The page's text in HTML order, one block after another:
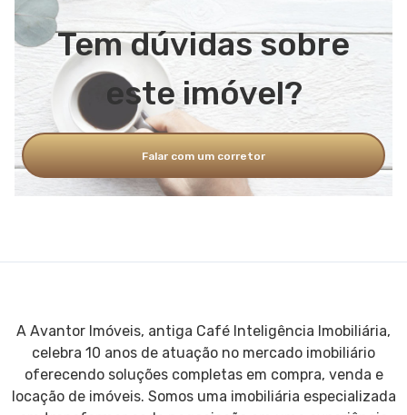
Tem dúvidas sobre
este imóvel?
Falar com um corretor
A Avantor Imóveis, antiga Café Inteligência Imobiliária,
celebra 10 anos de atuação no mercado imobiliário
oferecendo soluções completas em compra, venda e
locação de imóveis. Somos uma imobiliária especializada